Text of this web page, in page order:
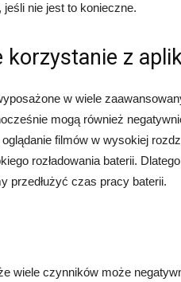
jeśli nie jest to konieczne.
korzystanie z
w wiele
mogą również
filmów w wysokiej
rozładowania baterii.
przedłużyć czas pracy baterii.
wiele czynników może